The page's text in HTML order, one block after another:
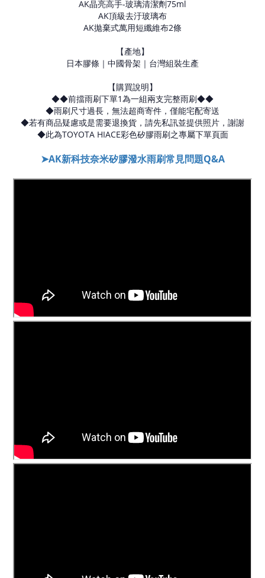
AK晶亮高手-玻璃清潔劑75ml
AK頂級去汙玻璃布
AK拋棄式萬用短纖維布2條
【產地】
日本膠條｜中國骨架｜台灣組裝生產
【購買說明】
◆◆前擋雨刷下單1為一組兩支完整雨刷◆◆
◆雨刷尺寸過長，無法超商寄件，僅能宅配寄送
◆若有商品疑慮或是需要退換貨，請先私訊並提供照片，謝謝
◆此為TOYOTA HIACE彩色矽膠雨刷之專屬下單頁面
➤AK新科技奈米矽膠潑水雨刷常見問題Q&A